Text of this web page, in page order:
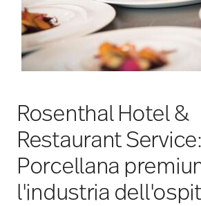
Rosenthal Hotel &
Restaurant Service:
Porcellana
l'industria